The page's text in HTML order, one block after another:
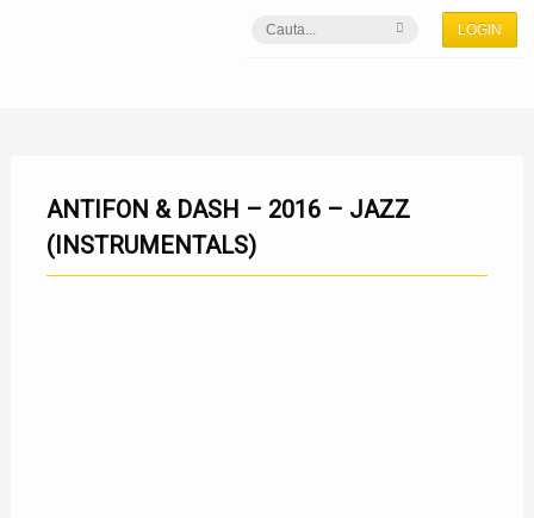
LOGIN
ANTIFON & DASH – 2016 – JAZZ
(INSTRUMENTALS)